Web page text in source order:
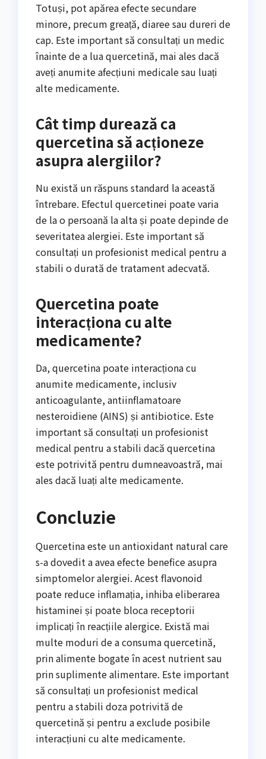
Totuși, pot apărea efecte secundare
minore, precum greață, diaree sau dureri de
cap. Este important să consultați un medic
înainte de a lua quercetină, mai ales dacă
aveți anumite afecțiuni medicale sau luați
alte medicamente.
Cât timp durează ca
quercetina să acționeze
asupra alergiilor?
Nu există un răspuns standard la această
întrebare. Efectul quercetinei poate varia
de la o persoană la alta și poate depinde de
severitatea alergiei. Este important să
consultați un profesionist medical pentru a
stabili o durată de tratament adecvată.
Quercetina poate
interacționa cu alte
medicamente?
Da, quercetina poate interacționa cu
anumite medicamente, inclusiv
anticoagulante, antiinflamatoare
nesteroidiene (AINS) și antibiotice. Este
important să consultați un profesionist
medical pentru a stabili dacă quercetina
este potrivită pentru dumneavoastră, mai
ales dacă luați alte medicamente.
Concluzie
Quercetina este un antioxidant natural care
s-a dovedit a avea efecte benefice asupra
simptomelor alergiei. Acest flavonoid
poate reduce inflamația, inhiba eliberarea
histaminei și poate bloca receptorii
implicați în reacțiile alergice. Există mai
multe moduri de a consuma quercetină,
prin alimente bogate în acest nutrient sau
prin suplimente alimentare. Este important
să consultați un profesionist medical
pentru a stabili doza potrivită de
quercetină și pentru a exclude posibile
interacțiuni cu alte medicamente.